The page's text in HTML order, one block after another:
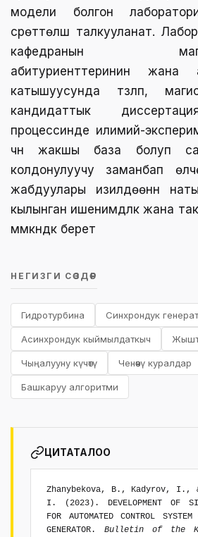
модели болгон
сүрөттөлүшү талкууланат.
кафедранын
абитуриенттеринин жана
катышуусунда түзүлүп,
кандидаттык
процессинде илимий-
үчүн жакшы база болуп
колдонулуучу заманбап
жабдуулары изилдөөнүн
кылынган ишенимдүүлүк жана
мүмкүндүк берет
НЕГИЗГИ СӨЗДӨР
Гидротурбина Синхрондук
Асинхрондук кыймылдаткыч
Чыңалууну күчөтү Ченөөчү куралдар
Башкаруу алгоритми
ЦИТАТАЛОО
Zhanybekova, B., Kadyrov, I.,
I. (2023). DEVELOPMENT OF
FOR AUTOMATED CONTROL SYSTEM
GENERATOR. Bulletin of the